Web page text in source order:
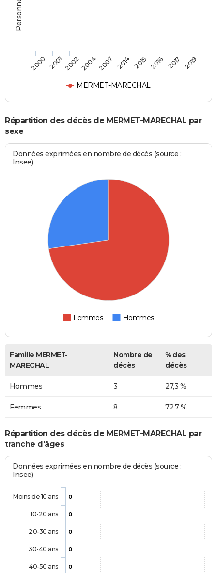
MERMET-MARECHAL
2000 2001200220042007 2014 2015 2016 2017 2019
Répartition des décès de MERMET-MARECHAL par
sexe
Données exprimées en nombre de décès (source :
Insee)
Femmes Hommes
Famille MERMET-
MARECHAL
Nombre de
décès
% des
décès
Hommes 3 27,3 %
Femmes 8 72,7 %
Répartition des décès de MERMET-MARECHAL par
tranche d'âges
Données exprimées en nombre de décès (source :
Insee)
0
0
0
0
0
Moins de 10 ans
10-20 ans
20-30 ans
30-40 ans
40-50 ans